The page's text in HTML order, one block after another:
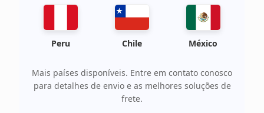
Peru Chile México
Mais países disponíveis. Entre em contato conosco
para detalhes de envio e as melhores soluções de
frete.